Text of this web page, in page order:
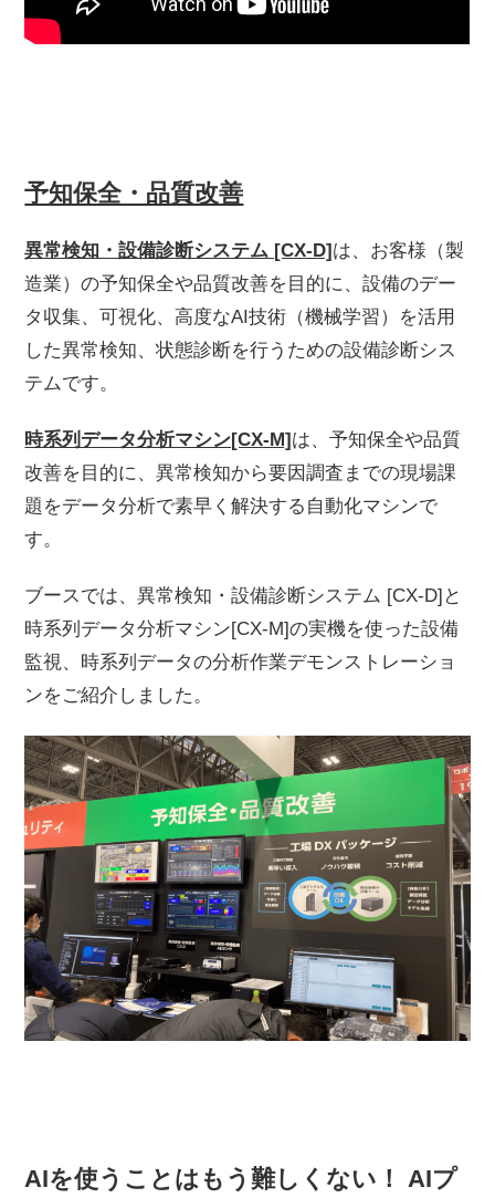
予知保全・品質改善
異常検知・設備診断システム [CX-D] は、お客様（製
造業）の予知保全や品質改善を目的に、設備のデー
タ収集、可視化、高度なAI技術（機械学習）を活用
した異常検知、状態診断を行うための設備診断シス
テムです。
時系列データ分析マシン[CX-M] は、予知保全や品質
改善を目的に、異常検知から要因調査までの現場課
題をデータ分析で素早く解決する自動化マシンで
す。
ブースでは、異常検知・設備診断システム [CX-D]と
時系列データ分析マシン[CX-M]の実機を使った設備
監視、時系列データの分析作業デモンストレーショ
ンをご紹介しました。
AIを使うことはもう難しくない！ AIプ